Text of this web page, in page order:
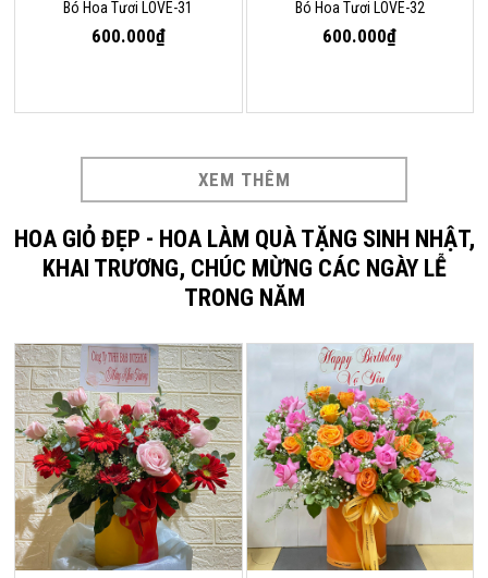
Bó Hoa Tươi LOVE-31
600.000₫
Bó Hoa Tươi LOVE-32
600.000₫
XEM THÊM
HOA GIỎ ĐẸP - HOA LÀM QUÀ TẶNG SINH NHẬT,
KHAI TRƯƠNG, CHÚC MỪNG CÁC NGÀY LỄ
TRONG NĂM